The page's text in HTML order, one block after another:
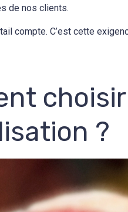
de nos clients.
compte. C’est cette
?